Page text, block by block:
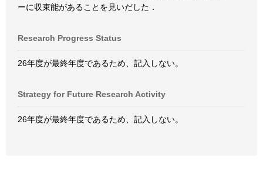
ーに収束能があることを見いだした．
Research Progress Status
26年度が最終年度であるため、記入しない。
Strategy for Future Research Activity
26年度が最終年度であるため、記入しない。